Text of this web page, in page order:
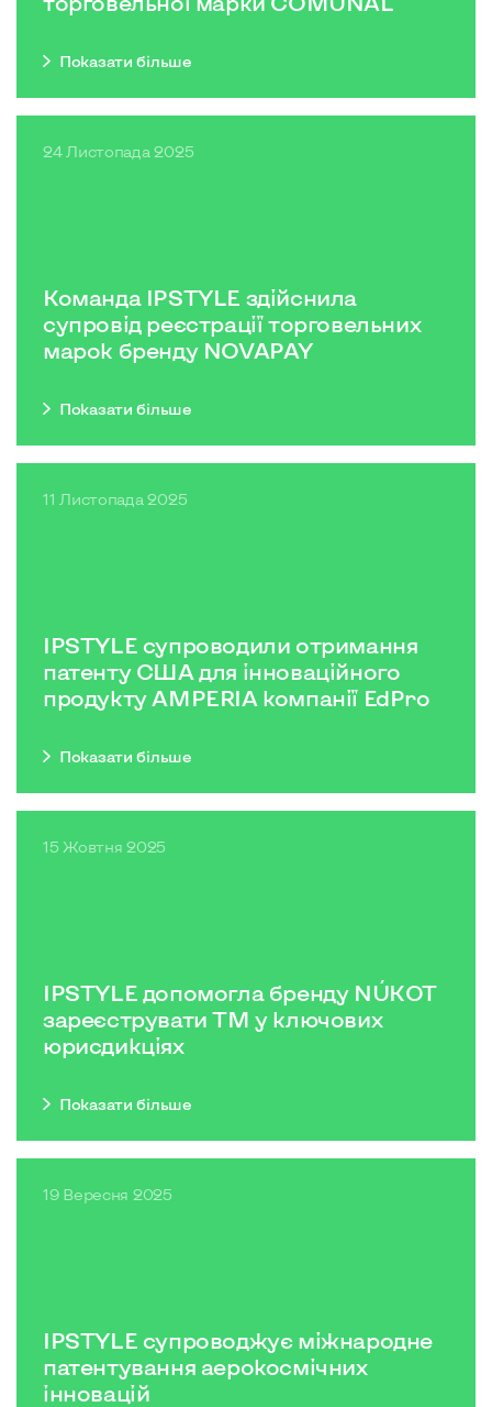
Показати бiльше
24 Листопада 2025
Команда IPSTYLE здійснила
супровід реєстрації торговельних
марок бренду NOVAPAY
Показати бiльше
11 Листопада 2025
IPSTYLE супроводили отримання
патенту США для інноваційного
продукту AMPERIA компанії EdPro
Показати бiльше
15 Жовтня 2025
IPSTYLE допомогла бренду NÚKOT
зареєструвати ТМ у ключових
юрисдикціях
Показати бiльше
19 Вересня 2025
IPSTYLE супроводжує міжнародне
патентування аерокосмічних
інновацій